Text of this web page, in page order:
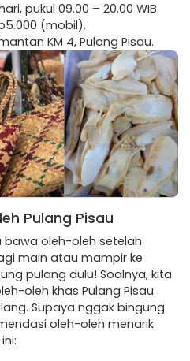
pukul 09.00 – 20.00 WIB.
(mobil).
KM 4, Pulang Pisau.
Pulang Pisau
bawa oleh-oleh setelah
main atau mampir ke
pulang dulu! Soalnya, kita
oleh khas Pulang Pisau
Supaya nggak bingung
oleh-oleh menarik